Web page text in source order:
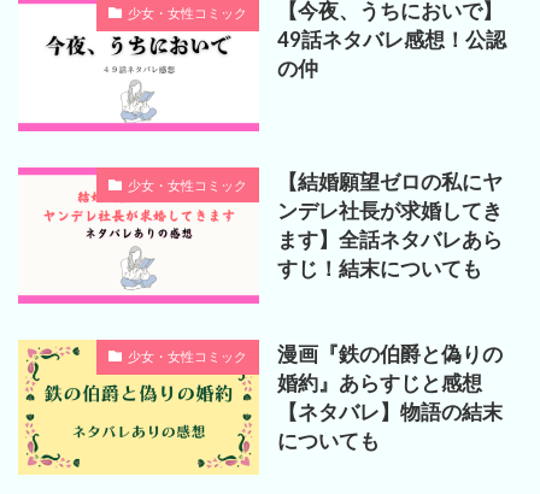
少女・女性コミック
【今夜、うちにおいで】
49話ネタバレ感想！公認
の仲
少女・女性コミック
【結婚願望ゼロの私にヤ
ンデレ社長が求婚してき
ます】全話ネタバレあら
すじ！結末についても
少女・女性コミック
漫画『鉄の伯爵と偽りの
婚約』あらすじと感想
【ネタバレ】物語の結末
についても